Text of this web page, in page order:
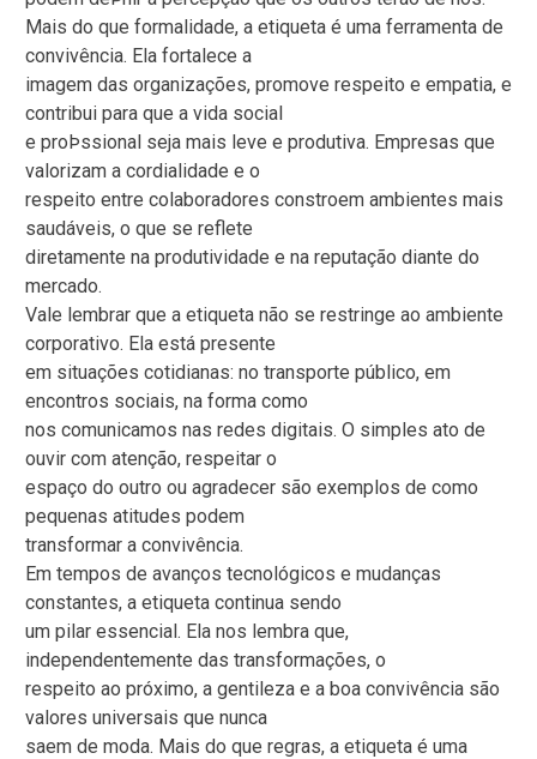
Mais do que formalidade, a etiqueta é uma ferramenta de
convivência. Ela fortalece a
imagem das organizações, promove respeito e empatia, e
contribui para que a vida social
e proÞssional seja mais leve e produtiva. Empresas que
valorizam a cordialidade e o
respeito entre colaboradores constroem ambientes mais
saudáveis, o que se reflete
diretamente na produtividade e na reputação diante do
mercado.
Vale lembrar que a etiqueta não se restringe ao ambiente
corporativo. Ela está presente
em situações cotidianas: no transporte público, em
encontros sociais, na forma como
nos comunicamos nas redes digitais. O simples ato de
ouvir com atenção, respeitar o
espaço do outro ou agradecer são exemplos de como
pequenas atitudes podem
transformar a convivência.
Em tempos de avanços tecnológicos e mudanças
constantes, a etiqueta continua sendo
um pilar essencial. Ela nos lembra que,
independentemente das transformações, o
respeito ao próximo, a gentileza e a boa convivência são
valores universais que nunca
saem de moda. Mais do que regras, a etiqueta é uma